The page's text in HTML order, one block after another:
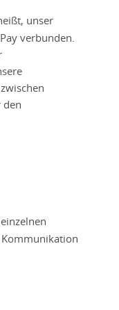
unser
verbunden.
den